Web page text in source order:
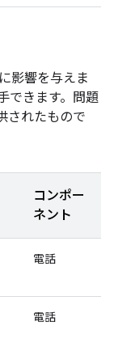
影響を与えま
できます。問題
されたもので
コンポー
ネント
電話
電話